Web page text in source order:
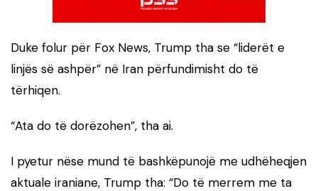
Duke folur për Fox News, Trump tha se “liderët e
linjës së ashpër” në Iran përfundimisht do të
tërhiqen.
“Ata do të dorëzohen”, tha ai.
I pyetur nëse mund të bashkëpunojë me udhëheqjen
aktuale iraniane, Trump tha: “Do të merrem me ta